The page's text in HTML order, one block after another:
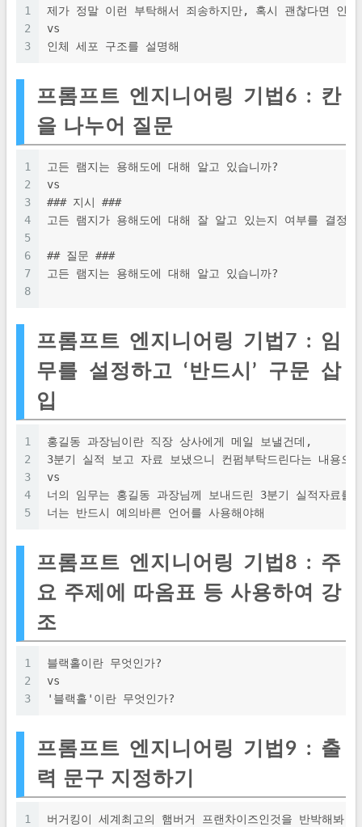
1
2
3
제가 정말 이런 부탁해서 죄송하지만, 혹시 괜찮다면 인
vs
인체 세포 구조를 설명해
프롬프트 엔지니어링 기법6 : 칸
을 나누어 질문
1
2
3
4
5
6
7
8
고든 램지는 용해도에 대해 알고 있습니까?
vs
### 지시 ###
고든 램지가 용해도에 대해 잘 알고 있는지 여부를 결정
## 질문 ###
고든 램지는 용해도에 대해 알고 있습니까?
프롬프트 엔지니어링 기법7 : 임
무를 설정하고 ‘반드시’ 구문 삽
입
1
2
3
4
5
홍길동 과장님이란 직장 상사에게 메일 보낼건데,
3분기 실적 보고 자료 보냈으니 컨펌부탁드린다는 내용으
vs
너의 임무는 홍길동 과장님께 보내드린 3분기 실적자료를
너는 반드시 예의바른 언어를 사용해야해
프롬프트 엔지니어링 기법8 : 주
요 주제에 따옴표 등 사용하여 강
조
1
2
3
블랙홀이란 무엇인가?
vs
'블랙홀'이란 무엇인가?
프롬프트 엔지니어링 기법9 : 출
력 문구 지정하기
1
버거킹이 세계최고의 햄버거 프랜차이즈인것을 반박해봐.